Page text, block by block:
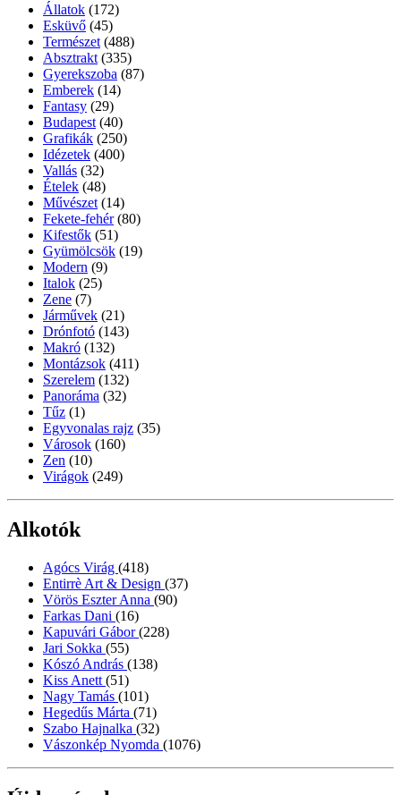
Állatok (172)
Esküvő (45)
Természet (488)
Absztrakt (335)
Gyerekszoba (87)
Emberek (14)
Fantasy (29)
Budapest (40)
Grafikák (250)
Idézetek (400)
Vallás (32)
Ételek (48)
Művészet (14)
Fekete-fehér (80)
Kifestők (51)
Gyümölcsök (19)
Modern (9)
Italok (25)
Zene (7)
Járművek (21)
Drónfotó (143)
Makró (132)
Montázsok (411)
Szerelem (132)
Panoráma (32)
Tűz (1)
Egyvonalas rajz (35)
Városok (160)
Zen (10)
Virágok (249)
Alkotók
Agócs Virág (418)
Entirrè Art & Design (37)
Vörös Eszter Anna (90)
Farkas Dani (16)
Kapuvári Gábor(228)
Jari Sokka (55)
Kószó András (138)
Kiss Anett (51)
Nagy Tamás (101)
Hegedűs Márta (71)
Szabo Hajnalka (32)
Vászonkép Nyomda (1076)